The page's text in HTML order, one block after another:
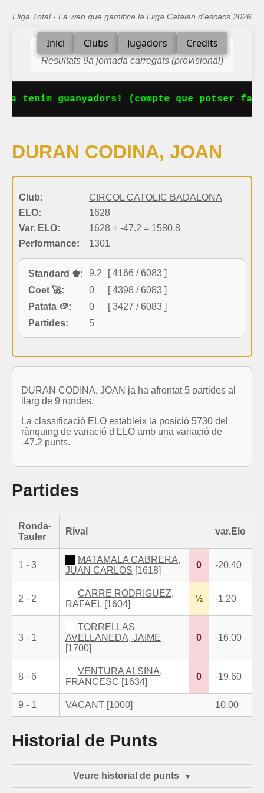
Lliga Total - La web que gamifica la Lliga Catalan d'escacs 2026
Inici Clubs Jugadors Credits
Resultats 9a jornada carregats (provisional)
tenim guanyadors! (compte que potser
DURAN CODINA, JOAN
Club:
CIRCOL CATOLIC BADALONA
ELO:
1628
Var. ELO:
1628 + -47.2 = 1580.8
Performance:
1301
Standard ♚: 9.2
[ 4166 / 6083 ]
Coet 🚀:
0
[ 4398 / 6083 ]
Patata 🥔:
0
[ 3427 / 6083 ]
Partides:
5
DURAN CODINA, JOAN ja ha afrontat 5 partides al
llarg de 9 rondes.
La classificació ELO estableix la posició 5730 del
rànquing de variació d'ELO amb una variació de
-47.2 punts.
Partides
Ronda-
Tauler
Rival var.Elo
1 - 3
MATAMALA CABRERA,
JUAN CARLOS [1618]
0 -20.40
2 - 2
CARRE RODRIGUEZ,
RAFAEL [1604]
½ -1.20
3 - 1
TORRELLAS
AVELLANEDA, JAIME
[1700]
0 -16.00
8 - 6
VENTURA ALSINA,
FRANCESC [1634]
0 -19.60
9 - 1 VACANT [1000] 10.00
Historial de Punts
Veure historial de punts